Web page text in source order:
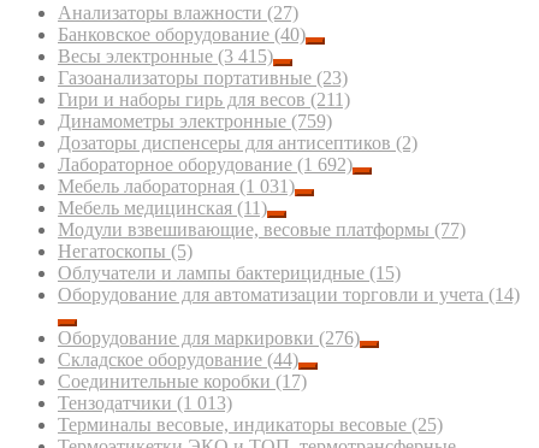
Анализаторы влажности (27)
Банковское оборудование (40)
Весы электронные (3 415)
Газоанализаторы портативные (23)
Гири и наборы гирь для весов (211)
Динамометры электронные (759)
Дозаторы диспенсеры для антисептиков (2)
Лабораторное оборудование (1 692)
Мебель лабораторная (1 031)
Мебель медицинская (11)
Модули взвешивающие, весовые платформы (77)
Негатоскопы (5)
Облучатели и лампы бактерицидные (15)
Оборудование для автоматизации торговли и учета (14)
Оборудование для маркировки (276)
Складское оборудование (44)
Соединительные коробки (17)
Тензодатчики (1 013)
Терминалы весовые, индикаторы весовые (25)